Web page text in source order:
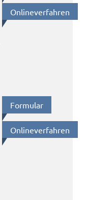
Online­ver­fah­ren
Formu­lar
Online­ver­fah­ren